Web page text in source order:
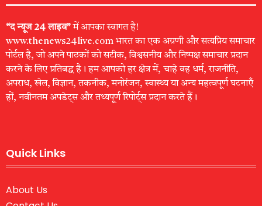
“द न्यूज 24 लाइव”में आपका स्वागत है!
www.thenews24live.com भारत का एक अग्रणी और सत्यप्रिय समाचार
पोर्टल है, जो अपने पाठकों को सटीक, विश्वसनीय और निष्पक्ष समाचार प्रदान
करने के लिए प्रतिबद्ध है। हम आपको हर क्षेत्र में, चाहे वह धर्म, राजनीति,
अपराध, खेल, विज्ञान, तकनीक, मनोरंजन, स्वास्थ्य या अन्य महत्वपूर्ण घटनाएँ
हों, नवीनतम अपडेट्स और तथ्यपूर्ण रिपोर्ट्स प्रदान करते हैं।
Quick Links
About Us